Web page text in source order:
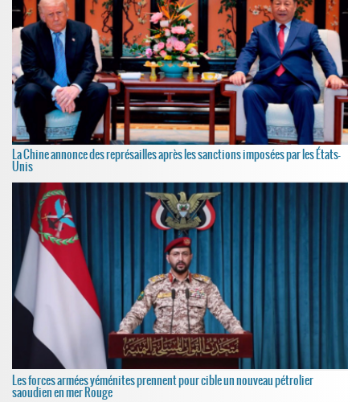
La Chine annonce des représailles après les sanctions imposées par les États-
Unis
Les forces armées yéménites prennent pour cible un nouveau pétrolier
saoudien en mer Rouge